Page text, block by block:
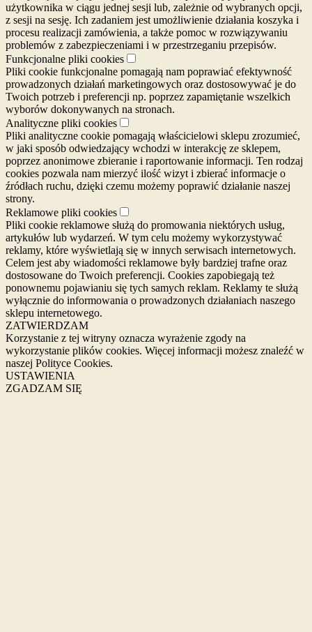
użytkownika w ciągu jednej sesji lub, zależnie od wybranych opcji,
z sesji na sesję. Ich zadaniem jest umożliwienie działania koszyka i
procesu realizacji zamówienia, a także pomoc w rozwiązywaniu
problemów z zabezpieczeniami i w przestrzeganiu przepisów.
Funkcjonalne pliki cookies
Pliki cookie funkcjonalne pomagają nam poprawiać efektywność
prowadzonych działań marketingowych oraz dostosowywać je do
Twoich potrzeb i preferencji np. poprzez zapamiętanie wszelkich
wyborów dokonywanych na stronach.
Analityczne pliki cookies
Pliki analityczne cookie pomagają właścicielowi sklepu zrozumieć,
w jaki sposób odwiedzający wchodzi w interakcję ze sklepem,
poprzez anonimowe zbieranie i raportowanie informacji. Ten rodzaj
cookies pozwala nam mierzyć ilość wizyt i zbierać informacje o
źródłach ruchu, dzięki czemu możemy poprawić działanie naszej
strony.
Reklamowe pliki cookies
Pliki cookie reklamowe służą do promowania niektórych usług,
artykułów lub wydarzeń. W tym celu możemy wykorzystywać
reklamy, które wyświetlają się w innych serwisach internetowych.
Celem jest aby wiadomości reklamowe były bardziej trafne oraz
dostosowane do Twoich preferencji. Cookies zapobiegają też
ponownemu pojawianiu się tych samych reklam. Reklamy te służą
wyłącznie do informowania o prowadzonych działaniach naszego
sklepu internetowego.
ZATWIERDZAM
Korzystanie z tej witryny oznacza wyrażenie zgody na
wykorzystanie plików cookies. Więcej informacji możesz znaleźć w
naszej Polityce Cookies.
USTAWIENIA
ZGADZAM SIĘ